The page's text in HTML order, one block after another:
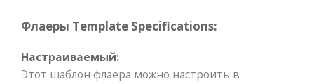
Флаеры Template Specifications:
Настраиваемый:
Этот шаблон флаера можно настроить в